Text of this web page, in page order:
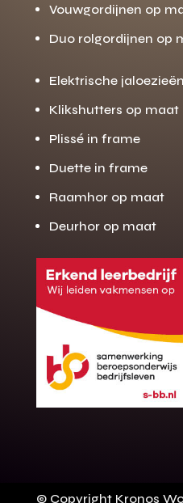
Gratis
op
Binnen 24 uur jouw
10 jaar garantie op de
Vouwgordijnen op
Duo rolgordijnen op
Elektrische
Klikshutters op maat
Plissé in frame
Duette in frame
Raamhor op maat
Deurhor op maat
© Copyright Kronos